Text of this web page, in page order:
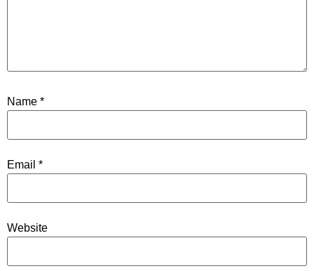
Name *
Email *
Website